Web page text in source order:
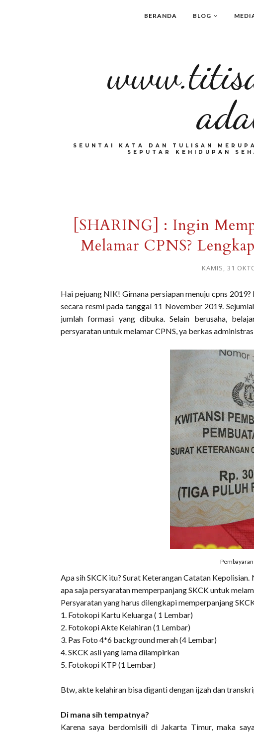
BERANDA BLOG
SEUNTAI KATA DAN TULISAN
SEPUTAR KEHIDUPAN
[SHARING] : Ingin
Melamar CPNS?
KAMIS, 31
Hai pejuang NIK! Gimana persiapan menuju cpns
secara resmi pada tanggal 11 November 2019.
jumlah formasi yang dibuka. Selain berusaha,
persyaratan untuk melamar CPNS, ya berkas
Pembayaran
Apa sih SKCK itu? Surat Keterangan Catatan
apa saja persyaratan memperpanjang SKCK untuk
Persyaratan yang harus dilengkapi memperpanjang
1. Fotokopi Kartu Keluarga ( 1 Lembar)
2. Fotokopi Akte Kelahiran (1 Lembar)
3. Pas Foto 4*6 background merah (4 Lembar)
4. SKCK asli yang lama dilampirkan
5. Fotokopi KTP (1 Lembar)
Btw, akte kelahiran bisa diganti dengan ijzah dan
Di mana sih tempatnya?
Karena saya berdomisili di Jakarta Timur, maka